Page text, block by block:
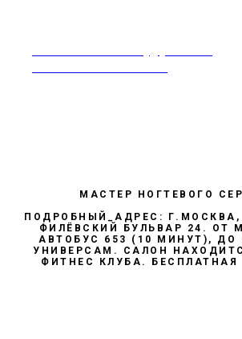
МАСТЕР НОГТЕВОГО
ПОДРОБНЫЙ_АДРЕС:
ФИЛЁВСКИЙ БУЛЬВАР 24. ОТ
АВТОБУС 653 (10 МИНУТ), ДО
УНИВЕРСАМ. САЛОН
ФИТНЕС КЛУБА. БЕСПЛАТНАЯ